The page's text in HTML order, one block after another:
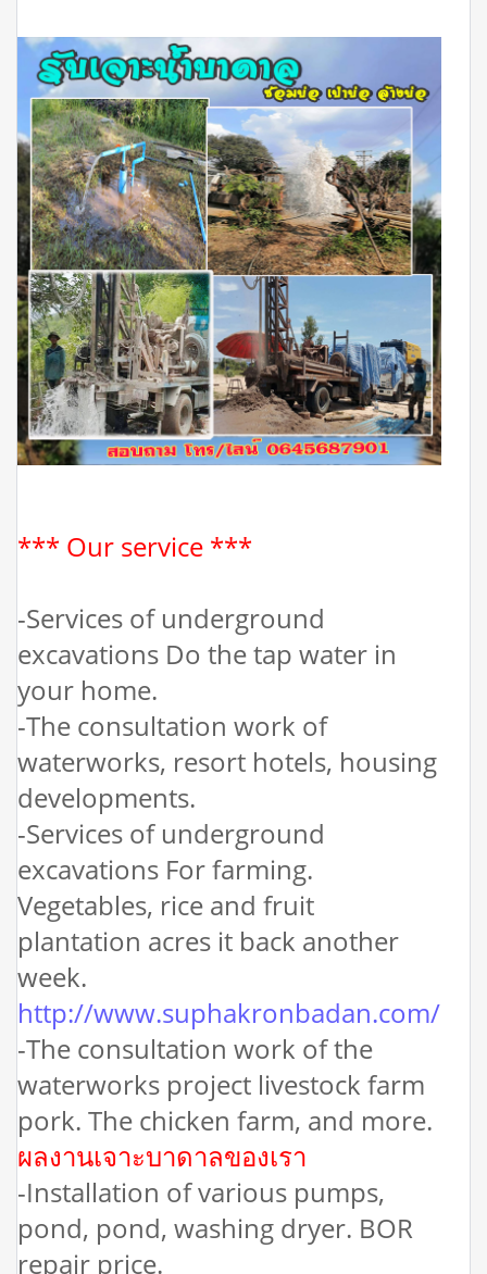
*** Our service ***
-Services of underground
excavations Do the tap water in
your home.
-The consultation work of
waterworks, resort hotels, housing
developments.
-Services of underground
excavations For farming.
Vegetables, rice and fruit
plantation acres it back another
week.
http://www.suphakronbadan.com/
-The consultation work of the
waterworks project livestock farm
pork. The chicken farm, and more.
ผลงานเจาะบาดาลของเรา
-Installation of various pumps,
pond, pond, washing dryer. BOR
repair price.